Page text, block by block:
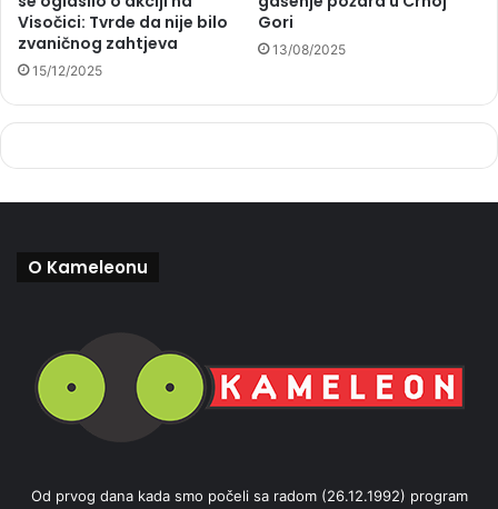
Visočici: Tvrde da nije bilo
zvaničnog zahtjeva
15/12/2025
Gori
13/08/2025
O Kameleonu
Od prvog dana kada smo počeli sa radom (26.12.1992) program